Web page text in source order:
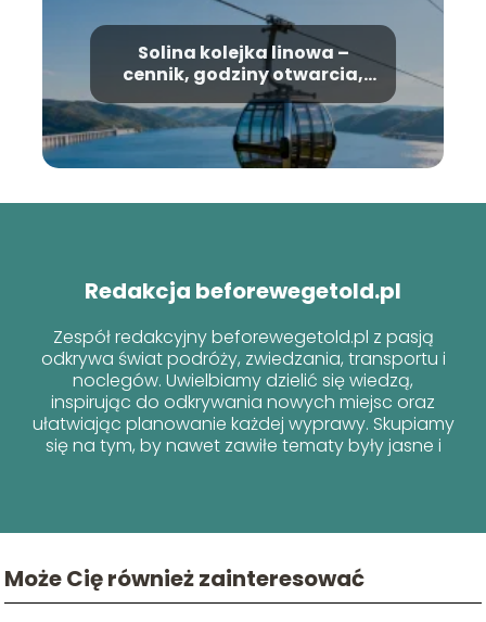
Solina kolejka linowa –
cennik, godziny otwarcia,
informacje
Redakcja beforewegetold.pl
Zespół redakcyjny beforewegetold.pl z pasją
odkrywa świat podróży, zwiedzania, transportu i
noclegów. Uwielbiamy dzielić się wiedzą,
inspirując do odkrywania nowych miejsc oraz
ułatwiając planowanie każdej wyprawy. Skupiamy
się na tym, by nawet zawiłe tematy były jasne i
Może Cię również zainteresować